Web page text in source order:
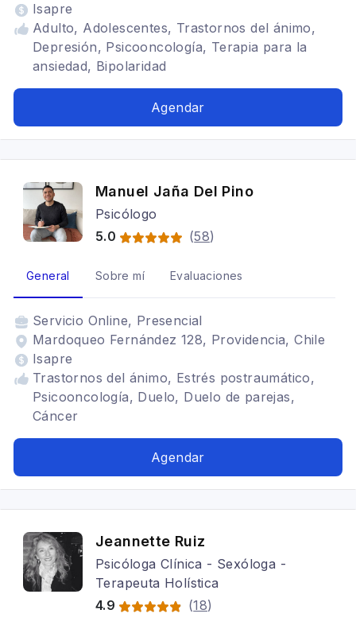
Isapre
Adulto, Adolescentes, Trastornos del ánimo,
Depresión, Psicooncología, Terapia para la
ansiedad, Bipolaridad
Agendar
Manuel Jaña Del Pino
Psicólogo
5.0
(58)
General Sobre mí Evaluaciones
Servicio Online, Presencial
Mardoqueo Fernández 128, Providencia, Chile
Isapre
Trastornos del ánimo, Estrés postraumático,
Psicooncología, Duelo, Duelo de parejas,
Cáncer
Agendar
Jeannette Ruiz
Psicóloga Clínica - Sexóloga -
Terapeuta Holística
4.9
(18)